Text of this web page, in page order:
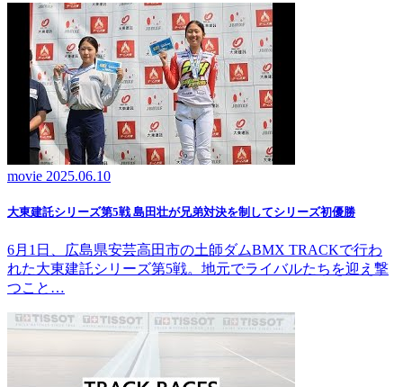
movie 2025.06.10
大東建託シリーズ第5戦 島田壮が兄弟対決を制してシリーズ初優勝
6月1日、広島県安芸高田市の土師ダムBMX TRACKで行わ
れた大東建託シリーズ第5戦。地元でライバルたちを迎え撃
つこと…